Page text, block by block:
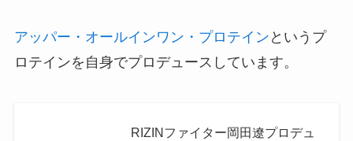
アッパー・オールインワン・プロテイン というプ
ロテインを自身でプロデュースしています。
RIZINファイター岡田遼プロデュ